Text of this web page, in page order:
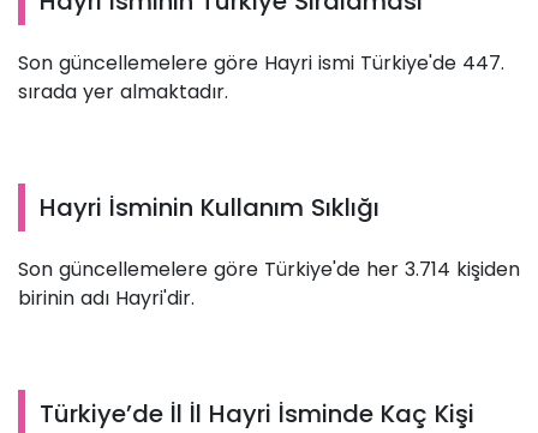
Son güncellemelere göre Hayri ismi Türkiye'de 447.
sırada yer almaktadır.
Hayri İsminin Kullanım Sıklığı
Son güncellemelere göre Türkiye'de her 3.714 kişiden
birinin adı Hayri'dir.
Türkiye’de İl İl Hayri İsminde Kaç Kişi